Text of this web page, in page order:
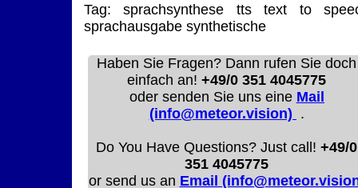
Tag:
sprachsynthese ttstext to
sprachausgabesynthetische
Haben Sie Fragen? Dann rufen Sie doch
einfach an!+49/0 351 4045775
oder senden Sie uns eine Mail
(info@meteor.vision) .
Do You Have Questions? Just call!+49/0
351 4045775
or send us an Email